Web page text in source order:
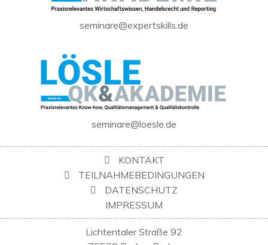
seminare@expertskills.de
seminare@loesle.de
KONTAKT
TEILNAHMEBEDINGUNGEN
DATENSCHUTZ
IMPRESSUM
Lichtentaler Straße 92